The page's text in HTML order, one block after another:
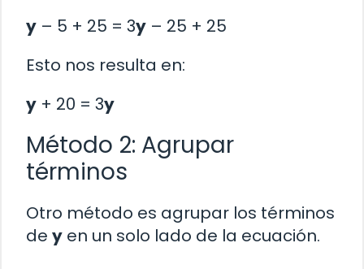
y – 5 + 25 = 3y – 25 + 25
Esto nos resulta en:
y + 20 = 3y
Método 2: Agrupar
términos
Otro método es agrupar los términos
de y en un solo lado de la ecuación.